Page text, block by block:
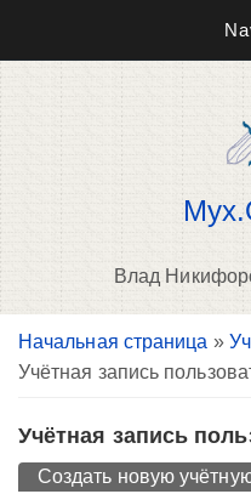
Влад
Вы здесь
Начальная страница »
Учётная запись
Учётная запись
Главные вкладки
Создать новую